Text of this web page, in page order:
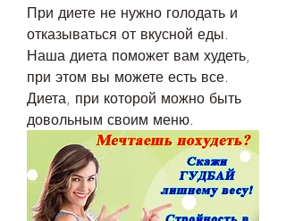
При диете не нужно голодать и
отказываться от вкусной еды.
Наша диета поможет вам худеть,
при этом вы можете есть все.
Диета, при которой можно быть
довольным своим меню.